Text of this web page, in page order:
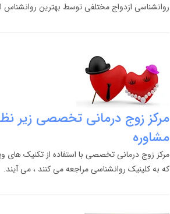
روانشناسی ازدواج مختلفی توسط بهترین روانشناس
مرکز زوج درمانی تخصصی زیر
مشاوره
مرکز زوج درمانی تخصصی با استفاده از تکنیک
که به کلینیک روانشناسی مراجعه می کنند ، می آیند.